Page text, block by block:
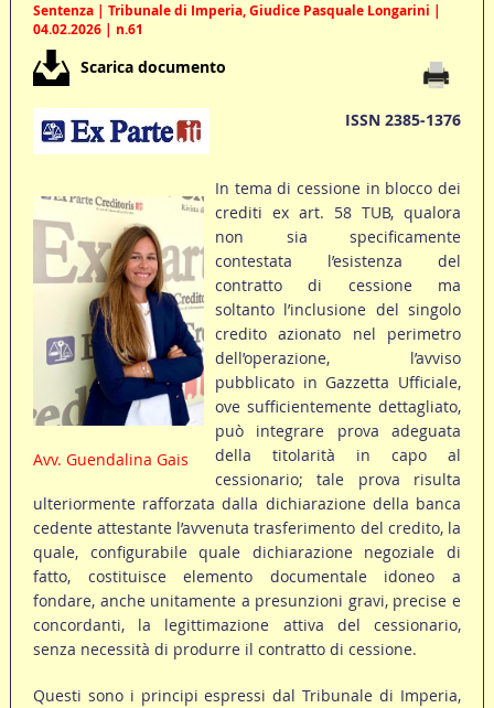
Sentenza | Tribunale di Imperia, Giudice Pasquale Longarini |
04.02.2026 | n.61
Scarica documento
ISSN 2385-1376
Avv. Guendalina Gais
In tema di cessione in blocco dei
crediti ex art. 58 TUB, qualora
non sia specificamente
contestata l’esistenza del
contratto di cessione ma
soltanto l’inclusione del singolo
credito azionato nel perimetro
dell’operazione, l’avviso
pubblicato in Gazzetta Ufficiale,
ove sufficientemente dettagliato,
può integrare prova adeguata
della titolarità in capo al
cessionario; tale prova risulta
ulteriormente rafforzata dalla dichiarazione della banca
cedente attestante l’avvenuta trasferimento del credito, la
quale, configurabile quale dichiarazione negoziale di
fatto, costituisce elemento documentale idoneo a
fondare, anche unitamente a presunzioni gravi, precise e
concordanti, la legittimazione attiva del cessionario,
senza necessità di produrre il contratto di cessione.
Questi sono i principi espressi dal Tribunale di Imperia,